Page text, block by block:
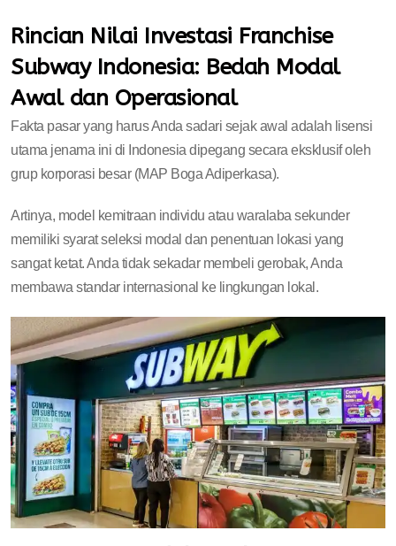
Rincian Nilai Investasi Franchise
Subway Indonesia: Bedah Modal
Awal dan Operasional
Fakta pasar yang harus Anda sadari sejak awal adalah lisensi
utama jenama ini di Indonesia dipegang secara eksklusif oleh
grup korporasi besar (MAP Boga Adiperkasa).
Artinya, model kemitraan individu atau waralaba sekunder
memiliki syarat seleksi modal dan penentuan lokasi yang
sangat ketat. Anda tidak sekadar membeli gerobak, Anda
membawa standar internasional ke lingkungan lokal.